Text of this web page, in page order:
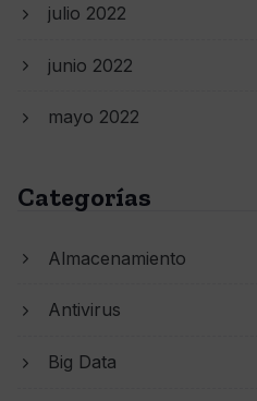
julio 2022
junio 2022
mayo 2022
Categorías
Almacenamiento
Antivirus
Big Data